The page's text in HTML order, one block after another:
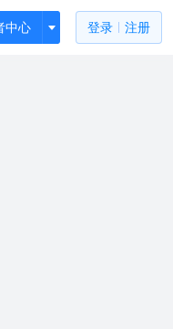
中心 登录 注册